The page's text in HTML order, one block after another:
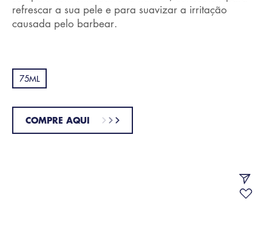
refrescar a sua pele e para suavizar a irritação
causada pelo barbear.
75ML
COMPRE AQUI